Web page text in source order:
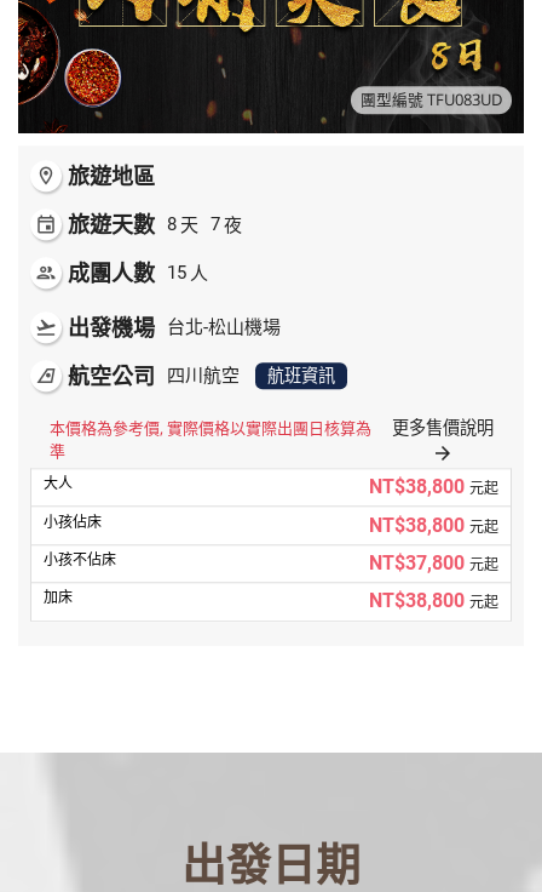
團型編號 TFU083UD
room 旅遊地區
event 旅遊天數 8 天 7夜
people 成團人數 15 人
flight_takeoff 出發機場 台北-松山機場
airlines 航空公司 四川航空 航班資訊
本價格為參考價, 實際價格以實際出團日核算為
準
更多售價說明
arrow_forward
NT$38,800 元起
NT$38,800 元起
NT$37,800 元起
NT$38,800 元起
出發日期